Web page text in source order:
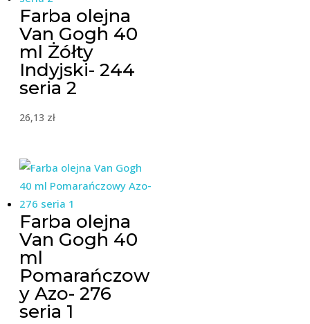
Farba olejna
Van Gogh 40
ml Żółty
Indyjski- 244
seria 2
26,13 zł
Farba olejna
Van Gogh 40
ml
Pomarańczow
y Azo- 276
seria 1